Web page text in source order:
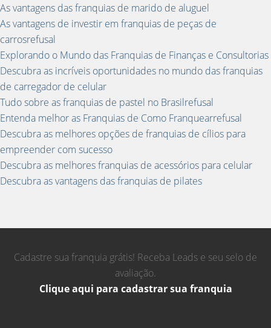
As vantagens das franquias de marido de aluguel
As vantagens de investir em franquias de peças de
carrosrefusal
Explorando o Mundo das Franquias de Finanças e Consultorias
Descubra as incríveis oportunidades no mundo das franquias
de carregador de celular
Tudo sobre as franquias de pastel no Brasilrefusal
Entenda melhor as Franquias de Como Franquearrefusal
Descubra as melhores opções de franquias de cílios para
empreender com sucesso
Descubra as melhores franquias de acessórios para celular
Descubra as vantagens das franquias de pilates
Cadastre sua franquia grátis! Receba Leads e seu selo de
avaliação.
Clique aqui para cadastrar sua franquia